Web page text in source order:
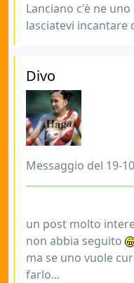
Lanciano c'è ne
lasciatevi incantare
Divo
Messaggio del 19-
un post molto
non abbia seguito
ma se uno vuole
farlo...